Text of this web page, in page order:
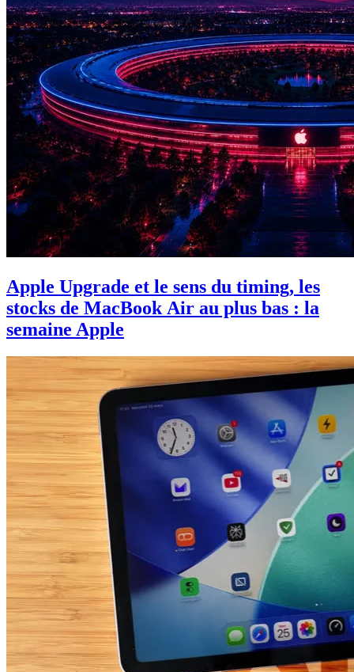
Apple Upgrade et le sens du timing, les
stocks de MacBook Air au plus bas : la
semaine Apple